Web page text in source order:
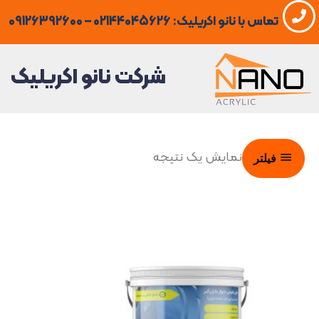
رفتن
به
محتوا
تماس با نانو اکریلیک: 02144045626 – 09126392600
شرکت نانو اکریلیک
فیلتر نمایش یک نتیجه